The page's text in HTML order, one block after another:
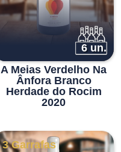
6 un.
A Meias Verdelho Na
Ânfora Branco
Herdade do Rocim
2020
3 Garrafas